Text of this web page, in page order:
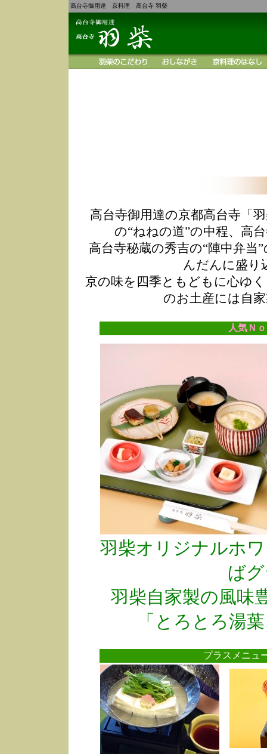
高台寺御用達 京料理 高台寺 羽柴
高台寺御用達の京都高台寺「
の“ねねの道”の中程、高
高台寺秘蔵の秀吉の“陣中弁
んだんに盛り
京の味を四季ともどもに心ゆ
のお土産には自
人気Ｎ
羽柴オリジナルホ
ば
羽柴自家製の風味
「とろとろ湯
プラスメニ